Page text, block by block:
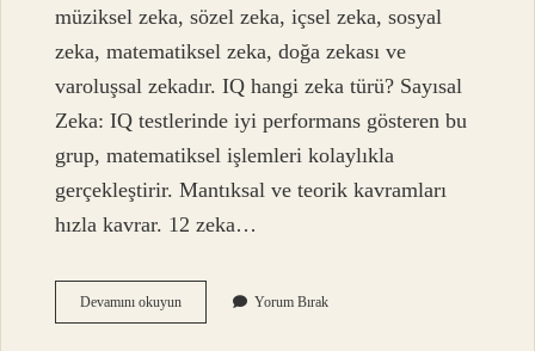
müziksel zeka, sözel zeka, içsel zeka, sosyal
zeka, matematiksel zeka, doğa zekası ve
varoluşsal zekadır. IQ hangi zeka türü? Sayısal
Zeka: IQ testlerinde iyi performans gösteren bu
grup, matematiksel işlemleri kolaylıkla
gerçekleştirir. Mantıksal ve teorik kavramları
hızla kavrar. 12 zeka…
Devamını okuyunZeka
Çeşitleri
Yorum Bırak